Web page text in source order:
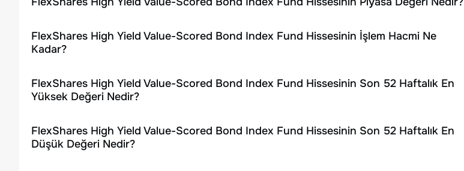
FlexShares High Yield Value-Scored Bond Index Fund Hissesinin İşlem Hacmi Ne
Kadar?
FlexShares High Yield Value-Scored Bond Index Fund Hissesinin Son 52 Haftalık En
Yüksek Değeri Nedir?
FlexShares High Yield Value-Scored Bond Index Fund Hissesinin Son 52 Haftalık En
Düşük Değeri Nedir?